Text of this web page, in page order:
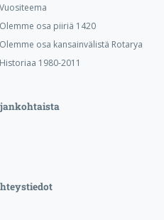
Vuositeema
Olemme osa piiriä 1420
Olemme osa kansainvälistä Rotarya
Historiaa 1980-2011